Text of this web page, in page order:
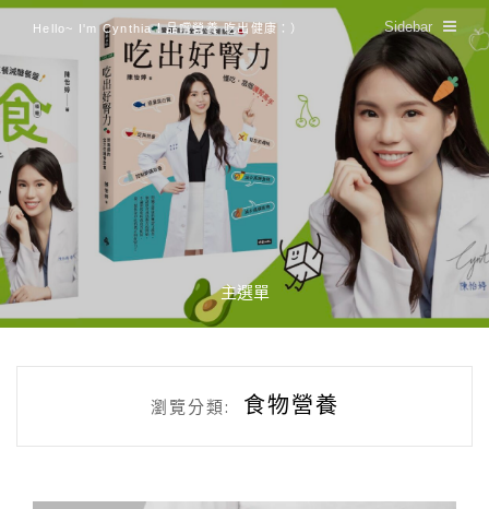
Hello~ I'm Cynthia！品嚐營養 吃出健康：） Sidebar
主選單
瀏覽分類: 食物營養